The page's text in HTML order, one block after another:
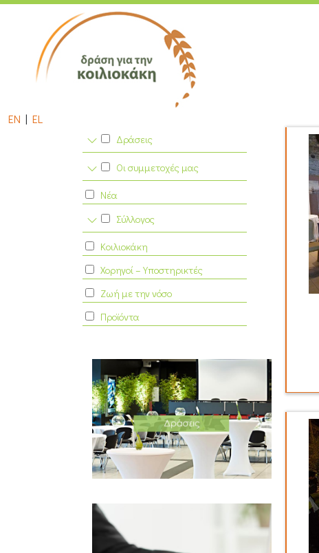
EN | EL
Δράσεις
Οι συμμετοχές μας
Νέα
Σύλλογος
Κοιλιοκάκη
Χορηγοί – Υποστηρικτές
Ζωή με την νόσο
Προϊόντα